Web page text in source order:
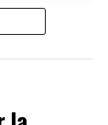
y
laboratorio